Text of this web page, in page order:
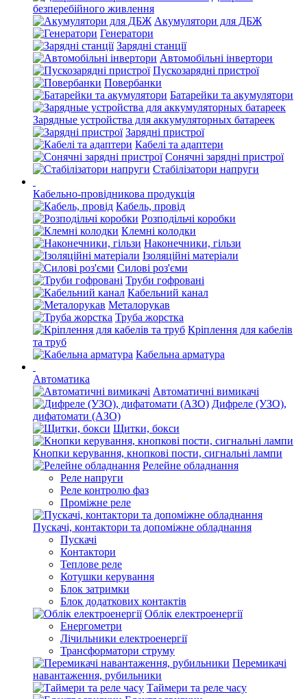
безперебійного живлення
Акумулятори для ДБЖ
Генератори
Зарядні станції
Автомобільні інвертори
Пускозарядні пристрої
Повербанки
Батарейки та акумулятори
Зарядные устройства для аккумуляторных батареек
Зарядні пристрої
Кабелі та адаптери
Сонячні зарядні пристрої
Стабілізатори напруги
Кабельно-провідникова продукція
Кабель, провід
Розподільчі коробки
Клемні колодки
Наконечники, гільзи
Ізоляційні матеріали
Силові роз'єми
Труби гофровані
Кабельний канал
Металорукав
Труба жорстка
Кріплення для кабелів
та труб
Кабельна арматура
Автоматика
Автоматичні вимикачі
Дифреле (УЗО),
дифатомати (АЗО)
Щитки, бокси
Кнопки керування, кнопкові пости, сигнальні лампи
Релейне обладнання
Реле напруги
Реле контролю фаз
Проміжне реле
Пускачі, контактори та допоміжне обладнання
Пускачі
Контактори
Теплове реле
Котушки керування
Блок затримки
Блок додаткових контактів
Облік електроенергії
Енергометри
Лічильники електроенергії
Трансформатори струму
Перемикачі
навантаження, рубильники
Таймери та реле часу